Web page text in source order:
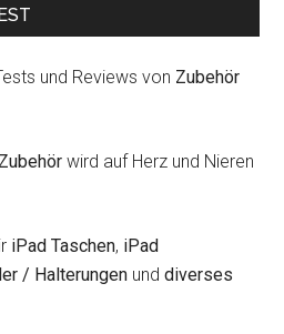
und Reviews von Zubehör
wird auf Herz und Nieren
iPad Taschen, iPad
/ Halterungen unddiverses